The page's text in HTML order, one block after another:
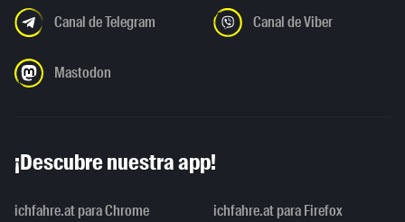
Canal de Telegram Canal de Viber
Mastodon
¡Descubre nuestra app!
ichfahre.at para Chrome ichfahre.at para Firefox